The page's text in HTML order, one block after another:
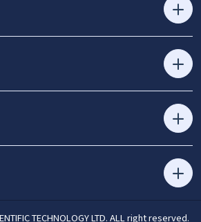
TECHNOLOGY LTD. ALL right reserved.